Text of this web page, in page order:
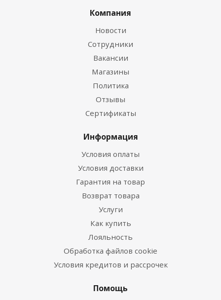
Компания
Новости
Сотрудники
Вакансии
Магазины
Политика
Отзывы
Сертификаты
Информация
Условия оплаты
Условия доставки
Гарантия на товар
Возврат товара
Услуги
Как купить
Лояльность
Обработка файлов cookie
Условия кредитов и рассрочек
Помощь